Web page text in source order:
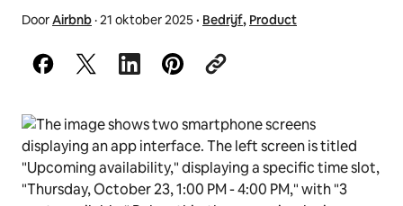
DoorAirbnb·21 oktober 2025· Bedrijf, Product